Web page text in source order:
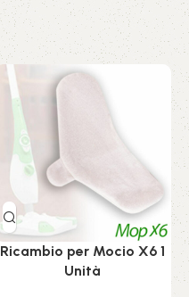
Ricambio per Mocio X6 1
Unità